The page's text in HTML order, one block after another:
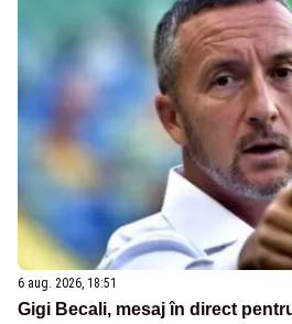
6 aug. 2026, 18:51
Gigi Becali, mesaj în direct